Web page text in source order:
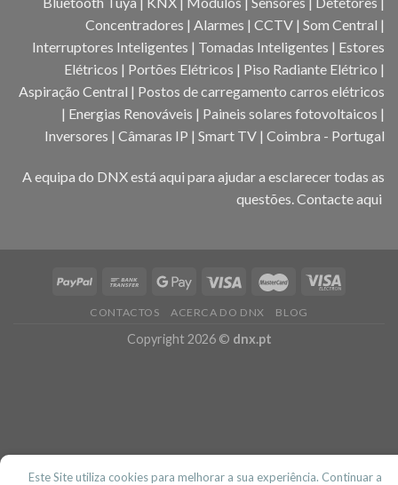
Concentradores | Alarmes | CCTV | Som Central |
Interruptores Inteligentes | Tomadas Inteligentes | Estores
Elétricos | Portões Elétricos | Piso Radiante Elétrico |
Aspiração Central | Postos de carregamento carros elétricos
| Energias Renováveis | Paineis solares fotovoltaicos |
Inversores | Câmaras IP | Smart TV | Coimbra - Portugal
A equipa do DNX está aqui para ajudar a esclarecer todas as
questões.Contacte aqui
CONTACTOS ACERCA DO DNX BLOG
Copyright 2026 © dnx.pt
Este Site utiliza cookies para melhorar a sua experiência. Continuar a